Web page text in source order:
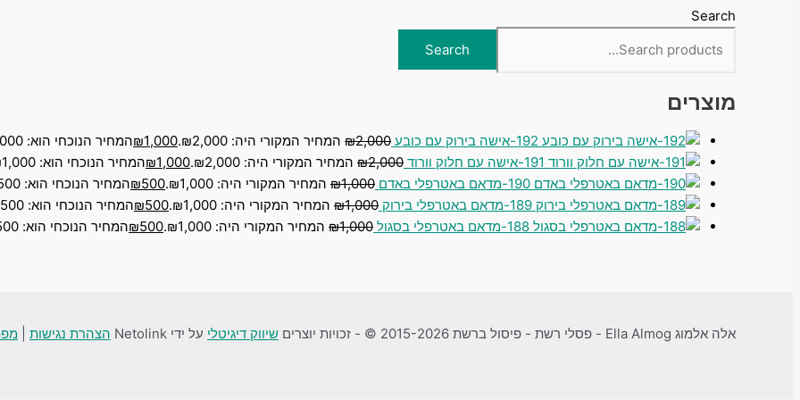
Search
Search
מוצרים
192-אישה בירוק עם כובע ₪2,000 המחיר המקורי היה: ₪2,000. ₪1,000
המחיר הנוכחי הוא: ₪1,000.
191-אישה עם חלוק וורוד
₪2,000 המחיר המקורי היה: ₪2,000. ₪1,000
המחיר הנוכחי הוא: ₪1,000.
190-מדאם באטרפלי באדם
₪1,000 המחיר המקורי היה: ₪1,000. ₪500
המחיר הנוכחי הוא: ₪500.
189-מדאם באטרפלי בירוק
₪1,000 המחיר המקורי היה: ₪1,000. ₪500
המחיר הנוכחי הוא: ₪500.
188-מדאם באטרפלי בסגול
₪1,000 המחיר המקורי היה: ₪1,000. ₪500 המחיר הנוכחי הוא: ₪500.
אלה אלמוג Ella Almog - פסלי רשת - פיסול ברשת 2015-2026 © - זכויות יוצרים שיווק דיגיטלי על ידי Netolink הצהרת נגישות